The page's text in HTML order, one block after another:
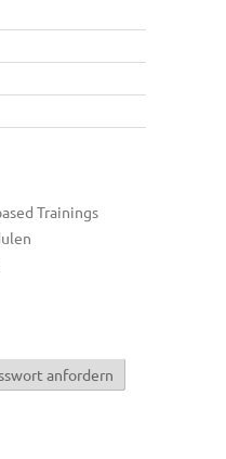
Trainings
anfordern